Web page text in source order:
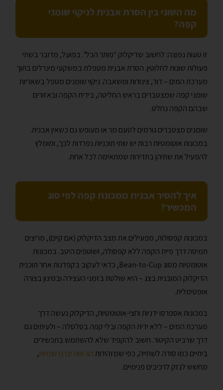
מה השוני בין הסרת אבנית לניקוי שומני
קפה?
זו טעות נפוצה: לחשוב שדיקלוק "פותר הכל". בפועל, מדובר בשתי
פעולות שונות לחלוטין. הסרת אבנית מטפלת במשקעי מינרלים בתוך
מערכת המים – דוד, צינורות ומשאבה. ניקוי שומנים מטפל בשאריות
שומני קפה שמצטברים בראש החליטה, בידית הקפה ובאזורים
שבהם הקפה נחלט.
שומנים מצטברים גורמים לטעם מר או מעופש גם כשאין אבנית.
במכונות אוטומטיות רבות יש שתי תוכניות נפרדות לכך, ומומלץ
להפעיל את שתיהן בתדירות שמתאימה לכל אחת.
איך להסיר אבנית ממכונת קפה לפי סוג
המכשיר?
במכונות קפסולות, מפעילים את מצב הדיקלוק (אם קיים), מריצים
תמיסה דרך פיית הקפה ללא קפסולה, ושוטפים היטב. במכונות
אוטומטיות מסוג Bean-to-Cup, כדאי לעקוב בקפדנות אחר תוכנית
הדיקלוק המובנית בצג – היא שולטת בזמני העצירה ובמינון בצורה
אופטימלית.
במכונות אספרסו ידניות וחצי-אוטומטיות, הדיקלוק נעשה דרך
מערכת המים – ללא ידית הקפה ובלי קפה בסלסלה – ולעיתים גם
דרך שרביט הקיטור. חשוב להקפיד שלא להשתמש בתכשירים
ביתיים כמו סודה לשתייה, כפי שמזהירותהוראות יצרן רשמיות,
מחשש לנזק לרכיבים פנימיים.